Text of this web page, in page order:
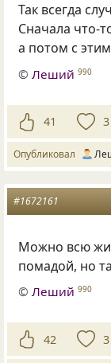
Так всегда
Сначала что-
а потом с
©Леший 990
41 3
Опубликовал
#1672161
Можно всю
помадой, но
©Леший 990
42 3